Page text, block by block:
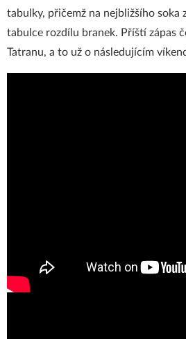
tabulky, přičemž na nejbližšího soka
tabulce rozdílu branek. Příští zápas
Tatranu, a to už o následujícím